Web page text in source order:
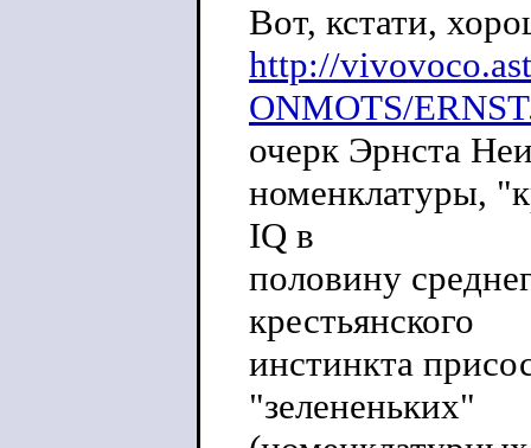
Вот, кстати,
http://
ONMOTS/
очерк Эрнста
номенклатуры,
IQ в
половину
крестьянского
инстинкта
"зелененьких"